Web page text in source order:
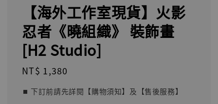
【海外工作室現貨】火影
忍者《曉組織》 裝飾畫
[H2 Studio]
Regular
NT$ 1,380
⏹︎ 下訂前請先詳閱【購物須知】及【售後服務】